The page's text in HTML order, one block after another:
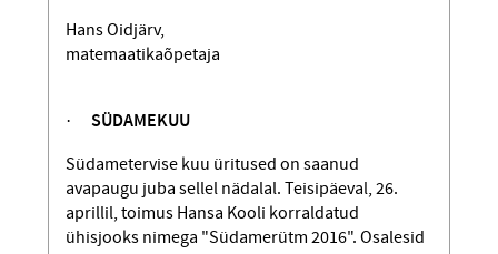
Hans Oidjärv,
matemaatikaõpetaja
· SÜDAMEKUU
Südametervise kuu üritused on saanud
avapaugu juba sellel nädalal. Teisipäeval, 26.
aprillil, toimus Hansa Kooli korraldatud
ühisjooks nimega "Südamerütm 2016". Osalesid